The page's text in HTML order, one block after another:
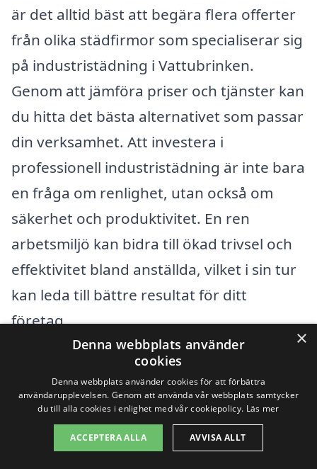
är det alltid bäst att begära flera offerter
från olika städfirmor som specialiserar sig
på industristädning i Vattubrinken.
Genom att jämföra priser och tjänster kan
du hitta det bästa alternativet som passar
din verksamhet. Att investera i
professionell industristädning är inte bara
en fråga om renlighet, utan också om
säkerhet och produktivitet. En ren
arbetsmiljö kan bidra till ökad trivsel och
effektivitet bland anställda, vilket i sin tur
kan leda till bättre resultat för ditt
företag.
Få 3 erbjudanden, gratis och utan
förpliktelser
×
Denna webbplats använder
cookies
Denna webbplats använder cookies för att förbättra
användarupplevelsen. Genom att använda vår webbplats samtycker
du till alla cookies i enlighet med vår cookiepolicy. Läs mer
ACCEPTERA ALLA AVVISA ALLT